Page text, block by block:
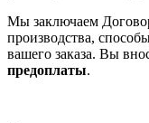
Мы заключаем
производства,
вашего заказа. Вы
предоплаты.